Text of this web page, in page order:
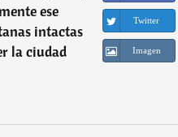
ese
intactas
la ciudad
Twitter
Imagen